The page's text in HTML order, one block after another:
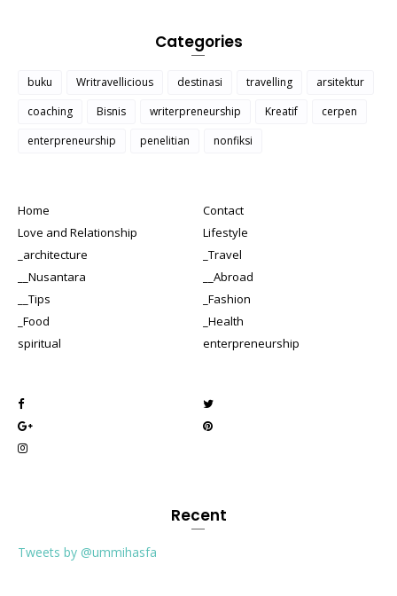
Categories
buku Writravellicious destinasi travelling
arsitektur
coaching
Bisnis writerpreneurship Kreatif
cerpen
enterpreneurship
penelitian nonfiksi
Home
Contact
Love and Relationship
Lifestyle
_architecture
_Travel
__Nusantara
__Abroad
__Tips
_Fashion
_Food
_Health
spiritual
enterpreneurship
Recent
Tweets by @ummihasfa